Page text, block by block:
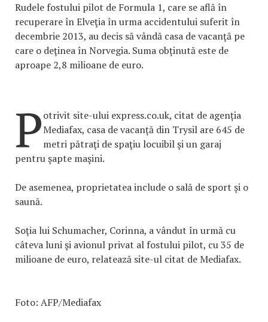
Rudele fostului pilot de Formula 1, care se află în
recuperare în Elveţia în urma accidentului suferit în
decembrie 2013, au decis să vândă casa de vacanţă pe
care o deţinea în Norvegia. Suma obținută este de
aproape 2,8 milioane de euro.
Potrivit site-ului express.co.uk, citat de agenția
Mediafax, casa de vacanţă din Trysil are 645 de
metri pătraţi de spaţiu locuibil şi un garaj
pentru şapte maşini.
De asemenea, proprietatea include o sală de sport şi o
saună.
Soţia lui Schumacher, Corinna, a vândut în urmă cu
câteva luni şi avionul privat al fostului pilot, cu 35 de
milioane de euro, relatează site-ul citat de Mediafax.
Foto: AFP/Mediafax